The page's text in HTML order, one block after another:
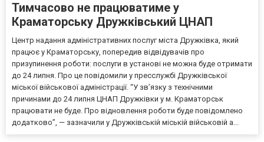
Тимчасово не працюватиме у
Краматорську Дружківський ЦНАП
Центр надання адміністративних послуг міста Дружківка, який
працює у Краматорську, попередив відвідувачів про
призупинення роботи: послуги в установі не можна буде отримати
до 24 липня. Про це повідомили у пресслужбі Дружківської
міської військової адміністрації. “У зв’язку з технічними
причинами до 24 липня ЦНАП Дружківки у м. Краматорськ
працювати не буде. Про відновлення роботи буде повідомлено
додатково”, — зазначили у Дружківській міській військовій а...